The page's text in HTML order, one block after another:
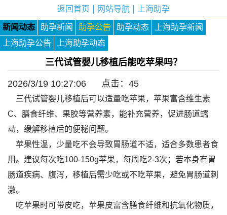
返回首页 网站导航 上海助孕
新闻动态 助孕新闻 助孕公告 助孕动态
上海助孕新闻
上海助孕公告
上海助孕动态
三代试管婴儿移植后能吃苹果吗？
2026/3/19 10:27:06 点击： 45
三代试管婴儿移植后可以适量吃苹果，苹果富含维生素
C、膳食纤维、果胶等营养素，能补充营养，促进肠道蠕
动，缓解移植后的便秘问题。
苹果性温，少量吃不会导致胃肠道不适，适合多数患者食
用。建议每次吃100-150g苹果，每周吃2-3次；若本身有胃
肠道疾病、腹泻，移植后需少吃或不吃苹果，避免胃肠道刺
激。
吃苹果时可带皮吃，苹果皮富含膳食纤维和抗氧化物质，